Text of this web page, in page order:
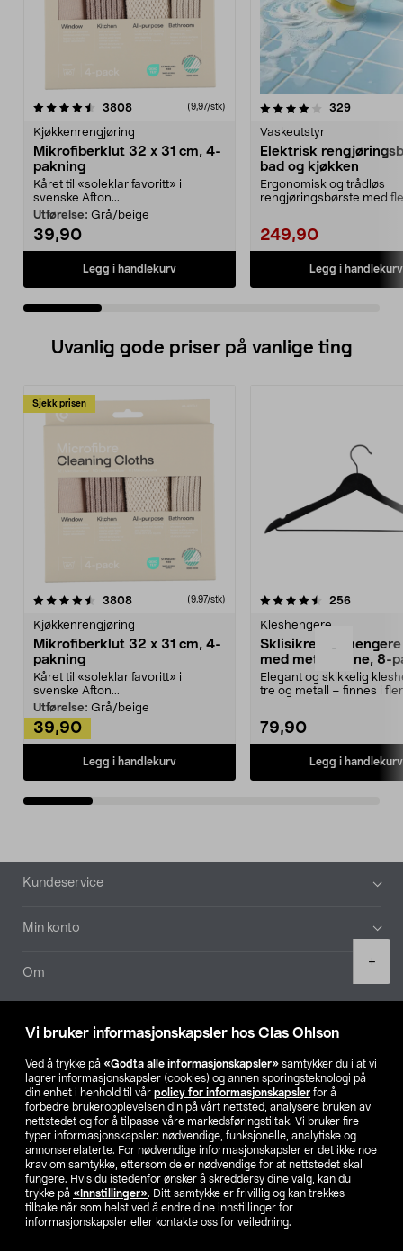
Vi bruker informasjonskapsler hos Clas Ohlson
Ved å trykke på «Godta alle informasjonskapsler» samtykker du i at vi
lagrer informasjonskapsler (cookies) og annen sporingsteknologi på
din enhet i henhold til vår policy for informasjonskapsler for å
forbedre brukeropplevelsen din på vårt nettsted, analysere bruken av
nettstedet og for å tilpasse våre markedsføringstiltak. Vi bruker fire
typer informasjonskapsler: nødvendige, funksjonelle, analytiske og
annonserelaterte. For nødvendige informasjonskapsler er det ikke noe
krav om samtykke, ettersom de er nødvendige for at nettstedet skal
fungere. Hvis du istedenfor ønsker å skreddersy dine valg, kan du
trykke på «Innstillinger». Ditt samtykke er frivillig og kan trekkes
tilbake når som helst ved å endre dine innstillinger for
informasjonskapsler eller kontakte oss for veiledning.
-
+
3808anmeldelser(9,97/stk)
Kjøkkenrengjøring
Mikrofiberklut 32 x 31 cm, 4-
pakning
Kåret til «soleklar favoritt» i
svenske Afton...
Utførelse: Grå/beige
39,90
Legg i handlekurv
4.0 av 5 stjerner 329
Vaskeutstyr
Elektrisk
bad og kjøkken
Ergonomisk og trådløs
rengjøringsbørste med
249,90
Legg i handlekurv
4.5 av 5 stjerner
Uvanlig gode priser på vanlige ting
Sjekk prisen
3808anmeldelser(9,97/stk)
Kjøkkenrengjøring
Mikrofiberklut 32 x 31 cm, 4-
pakning
Kåret til «soleklar favoritt» i
svenske Afton...
Utførelse: Grå/beige
39,90
Legg i handlekurv
4.5av 5 stjerner 256
Kleshengere
Sklisikre
med metallpinne, 8-
Elegant og skikkelig
tre og metall – finnes i
79,90
Legg i handlekurv
4.5av 5 stjerner
Bunntekst
Kundeservice
Min konto
Om
Våre selskaper
Finn din butikk
SE NO FI